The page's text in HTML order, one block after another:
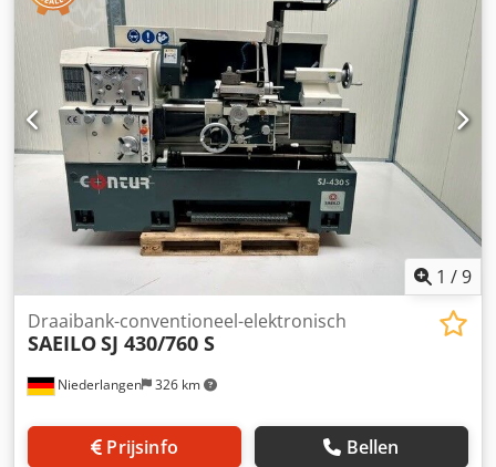
machine. Een zeer mooie draaibank met AC-aandrijving en
traploos toerental van de spindel. De sleden lopen
allemaal zeer soepel en gelijkmatig. Zelfs bij hoge
toerentallen loopt de Weiler stil. Deze nieuwere generatie
Weiler-draaibanken is zeer gebruiksvriendelijk en maakt
het mogelijk om oppervlakken te produceren die als
geslepen aanvoelen. Dankzij de digitale uitlezing van
Weiler wordt het werken nog gemakkelijker en
nauwkeuriger. Maak gebruik van de mogelijkheid om deze
machine ter plaatse onder spanning te bekijken en zich te
overtuigen van de staat.
uitlezing - 3-klauw draaibankspantang D= 150 mm -
Beschermkap voor de draaibankspantang - Multifix-
snelwisselsnijgereedschaphouder - Machineverlichting -
Spanenafvoerplaat - Bedienaarsbescherming op het
steunblok - Koelmiddelsysteem - Bedstop - Losse
centreerbeugel - Gebruiksaanwijzing
1 /9
Niederlangen 326 km
Draaibank-conventioneel-elektronisch
SAEILOSJ 430/760 S
Prijsinfo Bellen